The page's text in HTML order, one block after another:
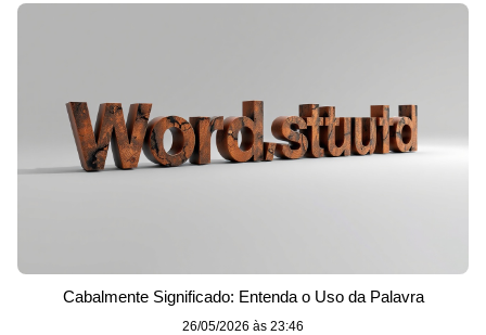
Cabalmente Significado: Entenda o Uso da Palavra
26/05/2026 às 23:46